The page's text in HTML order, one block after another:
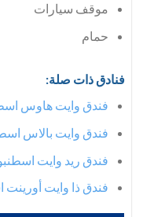
موقف سيارات
حمام
فنادق ذات صلة:
فندق وايت هاوس
فندق وايت بالاس
فندق ريد وايت
فندق ذا وايت